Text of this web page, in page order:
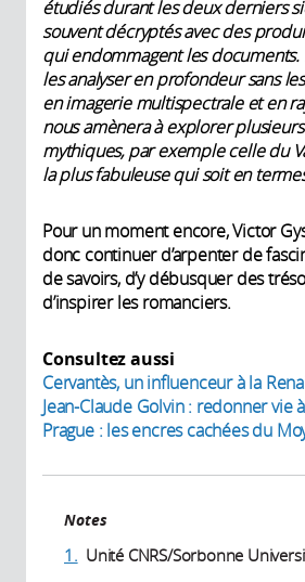
étudiés durant les deux derniers
souvent décryptés avec des
qui endommagent les documents.
les analyser en profondeur sans
en imagerie multispectrale et en
nous amènera à explorer
mythiques, par exemple celle du
la plus fabuleuse qui soit en
Pour un moment encore, Victor
donc continuer d’arpenter de
de savoirs, d’y débusquer des
d’inspirer les romanciers.
Consultez aussi
Cervantès, un influenceur à la
Jean-Claude Golvin : redonner vie
Prague : les encres cachées du
Notes
1. Unité CNRS/Sorbonne